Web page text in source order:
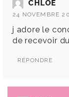
CHLOE
24 NOVEMBRE
j adore le
de recevoir
RÉPONDRE